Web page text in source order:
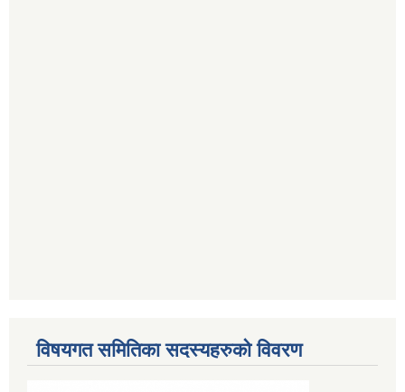
विषयगत समितिका सदस्यहरुको विवरण